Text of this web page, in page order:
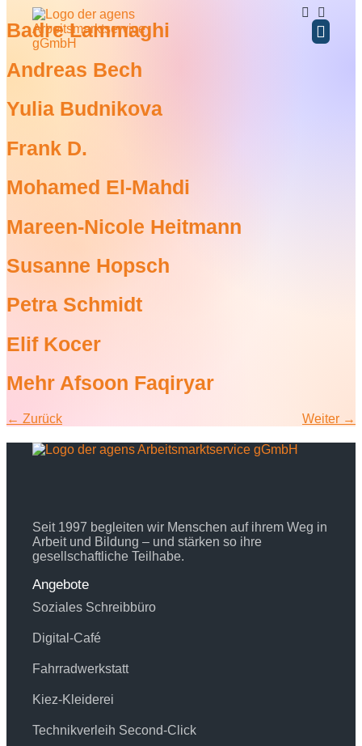
Inhalt
springen
Badre Lammaghi
Andreas Bech
Yulia Budnikova
Frank D.
Mohamed El-Mahdi
Mareen-Nicole Heitmann
Susanne Hopsch
Petra Schmidt
Elif Kocer
Mehr Afsoon Faqiryar
← Zurück Weiter →
Seit 1997 begleiten wir Menschen auf ihrem Weg in
Arbeit und Bildung – und stärken so ihre
gesellschaftliche Teilhabe.
Angebote
Soziales Schreibbüro
Digital-Café
Fahrradwerkstatt
Kiez-Kleiderei
Technikverleih Second-Click